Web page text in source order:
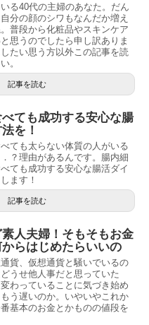
る40代の主婦のあなた。だん
分の顔のシワもなんだか増え
普段から化粧品やスキンケア
思うのでしたら申し訳ありま
たい思う方以外この記事を読
。
記事を読む
ても成功する安心な腸
を！
ても太らない体質の人がいる
？理由があるんです。腸内細
ても成功する安心な腸活ダイ
ます！
記事を読む
人夫婦！そもそもお金
らはじめたらいいの
貨、仮想通貨と騒いでいるの
うせ他人事だと思っていた
わっていることに気づき始め
う遅いのか。いやいやこれか
基本のお金とかものの値段を